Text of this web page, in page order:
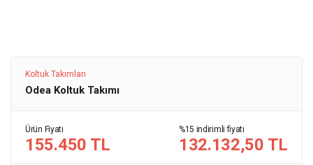
Koltuk Takımları
Odea Koltuk Takımı
Ürün Fiyatı
155.450 TL
%15 indirimli fiyatı
132.132,50 TL